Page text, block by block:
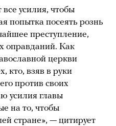
усилия, чтобы
попытка посеять рознь
преступление,
оправданий. Как
церкви
кто, взяв в руки
против своих
усилия главы
на то, чтобы
стране», — цитирует